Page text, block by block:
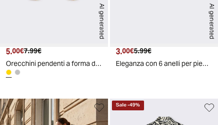
AI generated
Prezzo attuale
5.00€ Prezzo originale
7.99€
Orecchini pendenti a forma di petali - Oro rosa
AI generated
Prezzo attuale
3.00€ Prezzo originale
5.99€
Eleganza con 6 anelli per piedi - Multicolore
Sale-49%